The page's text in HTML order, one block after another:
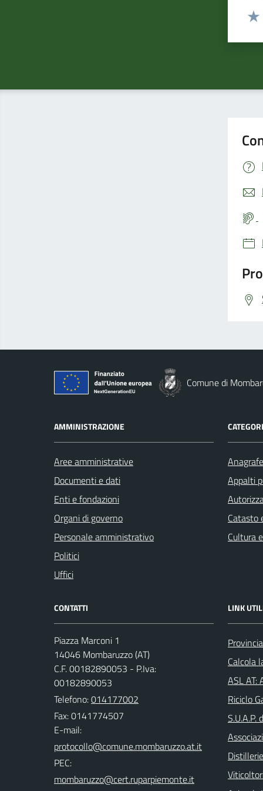
Comune di
AMMINISTRAZIONE
Aree amministrative
Documenti e dati
Enti e fondazioni
Organi di governo
Personale amministrativo
Politici
Uffici
Appalti
Catasto
Cultura
CONTATTI
Piazza Marconi 1
14046 Mombaruzzo (AT)
C.F. 00182890053 - P.Iva:
00182890053
Telefono:014177002
Fax: 0141774507
E-mail:
PEC:
LINK
Calcola
ASL AT:
Riciclo